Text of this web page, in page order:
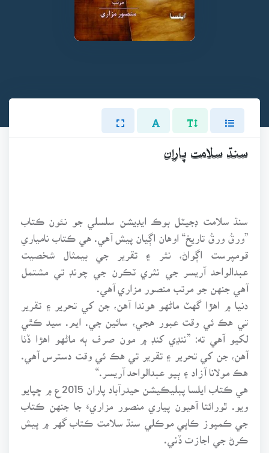
سنڌ سلامت پاران
سنڌ سلامت ڊجيٽل بوڪ ايڊيشن سلسلي جو نئون ڪتاب
”ورقُ ورقُ تاريخ“ اوهان اڳيان پيش آهي. هي ڪتاب نامياري
قومپرست اڳواڻ، نثر ۽ تقرير جي بيمثال شخصيت
عبدالواحد آريسر جي نثري ٽڪرن جي چونڊ تي مشتمل
آهي جنهن جو مرتب منصور مزاري آهي.
دنيا ۾ اهڙا گهٽ ماڻهو هوندا آهن، جن کي تحرير ۽ تقرير
تي هڪ ئي وقت عبور هجي، سائين جي. ايم. سيد ڪٿي
لکيو آهي ته: ”ننڍي کنڊ ۾ مون صرف ٻه ماڻهو اهڙا ڏٺا
آهن، جن کي تحرير ۽ تقرير تي هڪ ئي وقت دسترس آهي.
هڪ مولانا آزاد ۽ ٻيو عبدالواحد آريسر.“
هي ڪتاب ايلسا پبليڪيشن حيدرآباد پاران 2015ع ۾ ڇپايو
ويو. ٿورائتا آهيون پياري منصور مزاريءَ جا جنهن ڪتاب
جي ڪمپوز ڪاپي موڪلي سنڌ سلامت ڪتاب گهر ۾ پيش
ڪرڻ جي اجازت ڏني.